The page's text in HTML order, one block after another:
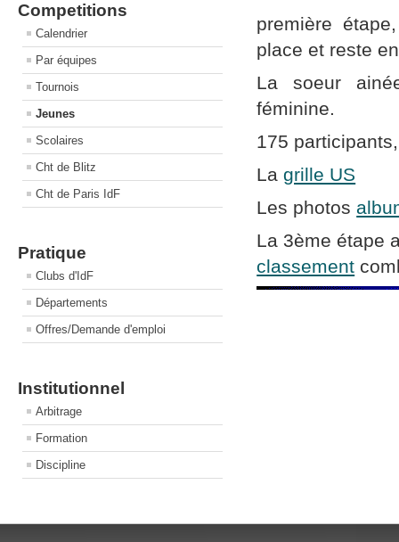
Competitions
Calendrier
Par équipes
Tournois
Jeunes
Scolaires
Cht de Blitz
Cht de Paris IdF
Pratique
Clubs d'IdF
Départements
Offres/Demande d'emploi
Institutionnel
Arbitrage
Formation
Discipline
première
place et reste
La soeur
féminine.
175
Lagrille US
Les photos
La 3ème étape
classement